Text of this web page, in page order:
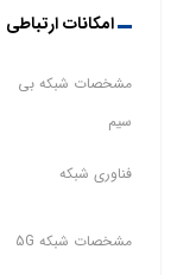
امکانات ارتباطی
مشخصات شبکه بی
سیم
فناوری شبکه
مشخصات شبکه 5G